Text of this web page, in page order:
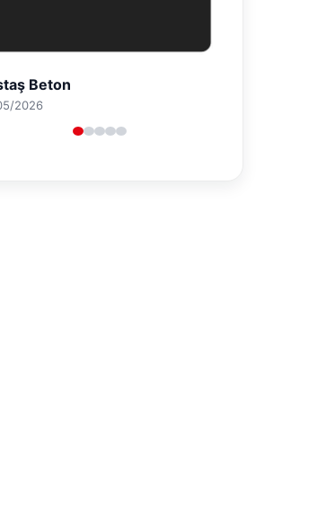
Kaplan Avukatlık Bürosu
2026